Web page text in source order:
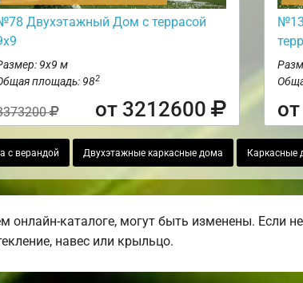
Двухэтажный Дом с террасой
9х9 м
площадь: 982
от 3212600
с верандой Двухэтажные каркасные дома Каркасные
каталоге, могут быть изменены. Если
навес или крыльцо.